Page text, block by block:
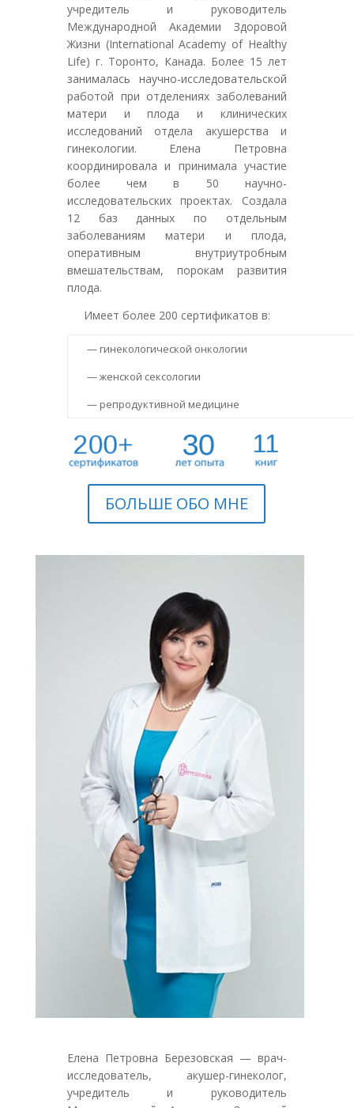
учредитель и руководитель
Международной Академии Здоровой
Жизни (International Academy of Healthy
Life) г. Торонто, Канада. Более 15 лет
занималась научно-исследовательской
работой при отделениях заболеваний
матери и плода и клинических
исследований отдела акушерства и
гинекологии. Елена Петровна
координировала и принимала участие
более чем в 50 научно-
исследовательских проектах. Создала
12 баз данных по отдельным
заболеваниям матери и плода,
оперативным внутриутробным
вмешательствам, порокам развития
плода.
Имеет более 200 сертификатов в:
— гинекологической онкологии
— женской сексологии
— репродуктивной медицине
БОЛЬШЕ ОБО МНЕ
Елена Петровна Березовская — врач-
исследователь, акушер-гинеколог,
учредитель и руководитель